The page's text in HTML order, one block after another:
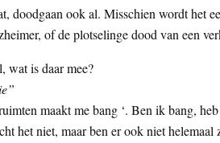
doodgaan ook al. Misschien wordt het
of de plotselinge dood van een
wat is daar mee?
maakt me bang ‘. Ben ik bang,
het niet, maar ben er ook niet